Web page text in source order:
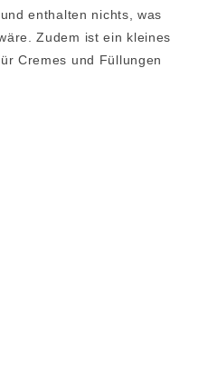
enthalten nichts, was
Zudem ist ein kleines
Cremes und Füllungen